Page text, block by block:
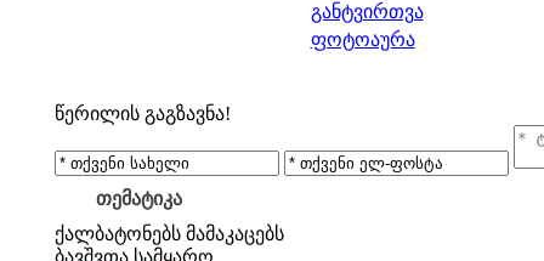
განტვირთვა
ფოტოაურა
წერილის გაგზავნა!
თემატიკა
ქალბატონებს მამაკაცებს
ბავშვთა სამყარო